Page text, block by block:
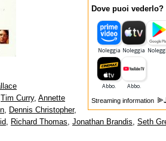
Dove puoi vederlo?
Streaming information
Tim Curry, Annette
, Dennis Christopher,
, Richard Thomas, Jonathan Brandis, Seth